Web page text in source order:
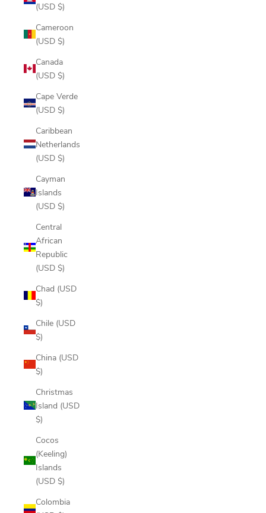
(USD $)
Cameroon
(USD $)
Canada
(USD $)
Cape Verde
(USD $)
Caribbean
Netherlands
(USD $)
Cayman
Islands
(USD $)
Central
African
Republic
(USD $)
Chad (USD
$)
Chile (USD
$)
China (USD
$)
Christmas
Island (USD
$)
Cocos
(Keeling)
Islands
(USD $)
Colombia